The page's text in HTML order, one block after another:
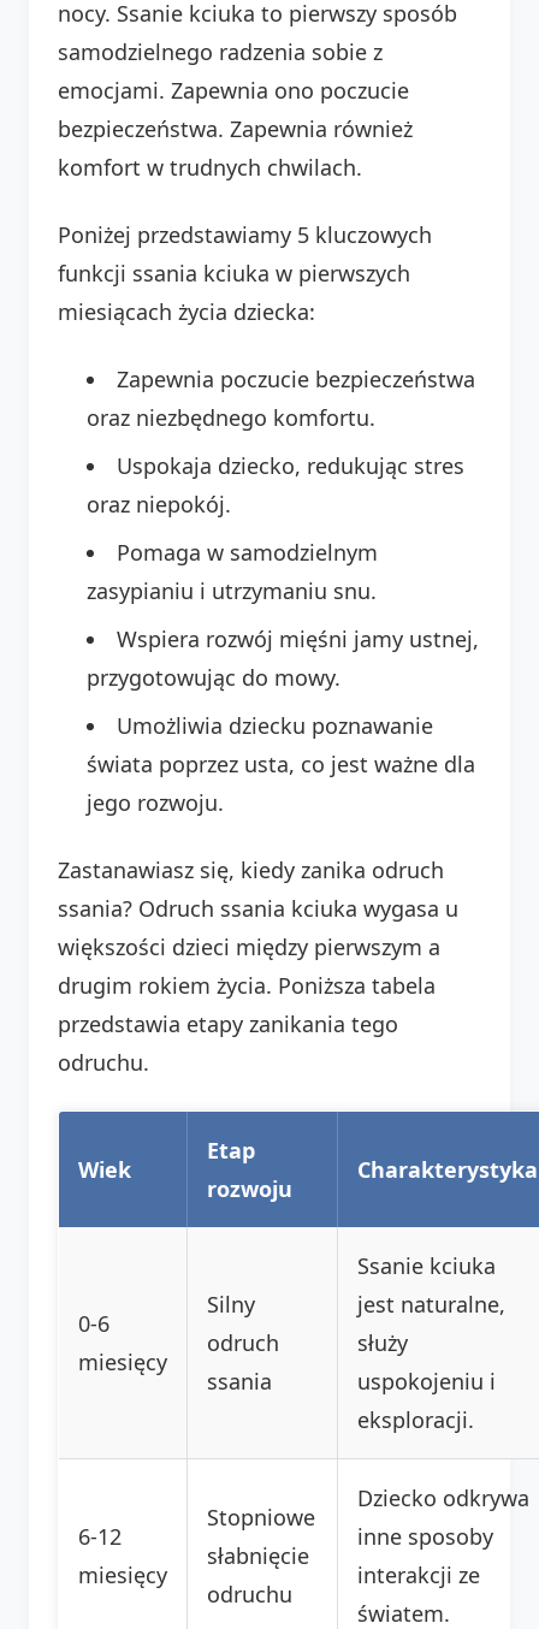
nocy. Ssanie kciuka to pierwszy sposób
samodzielnego radzenia sobie z
emocjami. Zapewnia ono poczucie
bezpieczeństwa. Zapewnia również
komfort w trudnych chwilach.
Poniżej przedstawiamy 5 kluczowych
funkcji ssania kciuka w pierwszych
miesiącach życia dziecka:
Zapewnia poczucie bezpieczeństwa
oraz niezbędnego komfortu.
Uspokaja dziecko, redukując stres
oraz niepokój.
Pomaga w samodzielnym
zasypianiu i utrzymaniu snu.
Wspiera rozwój mięśni jamy ustnej,
przygotowując do mowy.
Umożliwia dziecku poznawanie
świata poprzez usta, co jest ważne dla
jego rozwoju.
Zastanawiasz się, kiedy zanika odruch
ssania? Odruch ssania kciuka wygasa u
większości dzieci między pierwszym a
drugim rokiem życia. Poniższa tabela
przedstawia etapy zanikania tego
odruchu.
Wiek
Etap
rozwoju
Charakterystyka
0-6
miesięcy
Silny
odruch
ssania
Ssanie kciuka
jest naturalne,
służy
uspokojeniu i
eksploracji.
6-12
miesięcy
Stopniowe
słabnięcie
odruchu
Dziecko odkrywa
inne sposoby
interakcji ze
światem.